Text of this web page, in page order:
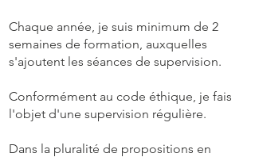
Chaque année, je suis minimum de 2
semaines de formation, auxquelles
s'ajoutent les séances de supervision.
Conformément au code éthique, je fais
l'objet d'une supervision régulière.
Dans la pluralité de propositions en